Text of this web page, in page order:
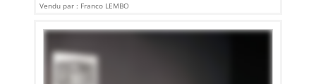
Vendu par : Franco LEMBO